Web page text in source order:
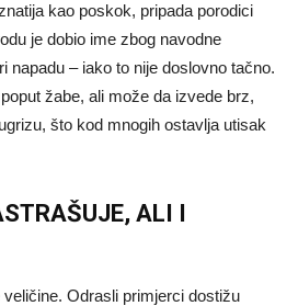
kao poskok, pripada porodici
je dobio ime zbog navodne
napadu – iako to nije doslovno tačno.
žabe, ali može da izvede brz,
što kod mnogih ostavlja utisak
ALI I
Odrasli primjerci dostižu